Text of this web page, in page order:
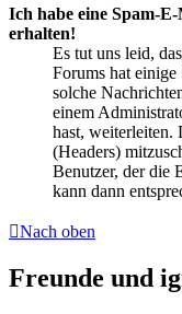
Ich habe eine Spam-
erhalten!
Es tut uns leid,
Forums hat
solche
einem
hast, weiterleiten.
(Headers)
Benutzer, der die
kann dann
Nach oben
Freunde und